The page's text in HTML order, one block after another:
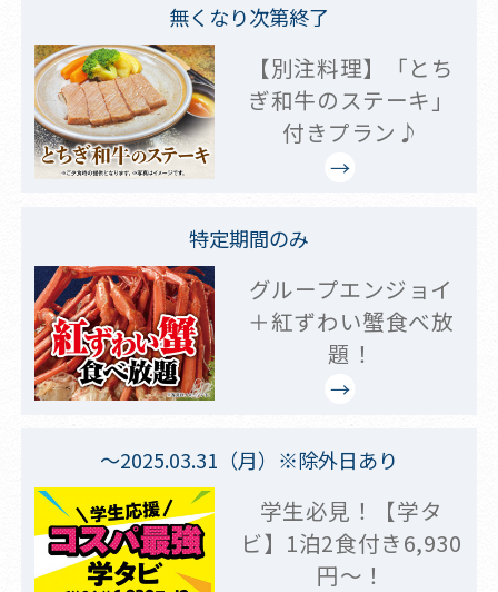
無くなり次第終了
【別注料理】「とち
ぎ和牛のステーキ」
付きプラン♪
特定期間のみ
グループエンジョイ
＋紅ずわい蟹食べ放
題！
～2025.03.31（月）※除外日あり
学生必見！【学タ
ビ】1泊2食付き6,930
円～！